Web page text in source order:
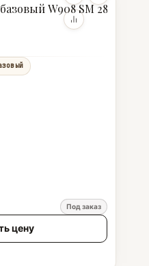
W908 SM 28
Под заказ
цену